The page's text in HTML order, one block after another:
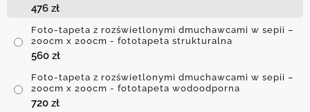
476 zł
Foto-tapeta z rozświetlonymi dmuchawcami w sepii –
200cm x 200cm - fototapeta strukturalna
560 zł
Foto-tapeta z rozświetlonymi dmuchawcami w sepii –
200cm x 200cm - fototapeta wodoodporna
720 zł